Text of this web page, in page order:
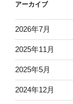
アーカイブ
2026年7月
2025年11月
2025年5月
2024年12月